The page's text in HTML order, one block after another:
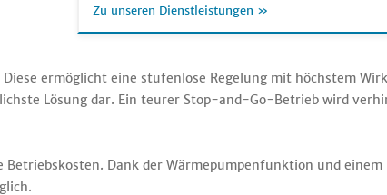
Zu unseren Dienstleistungen »
ermöglicht eine stufenlose Regelung mit höchstem
Lösung dar. Ein teurer Stop-and-Go-Betrieb wird
Dank der Wärmepumpenfunktion und einem